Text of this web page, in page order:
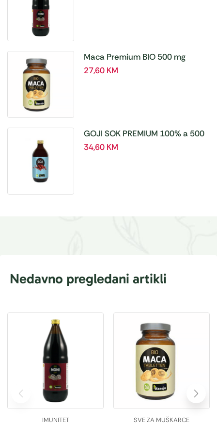
Maca Premium BIO 500 mg
tablete, a180 tbl – Hanoju
27,60 KM
GOJI SOK PREMIUM 100% a 500
ml
34,60 KM
Nedavno pregledani artikli
IMUNITET SVE ZA MUŠKARCE